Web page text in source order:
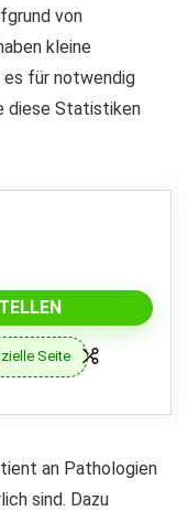
von
kleine
es für notwendig
diese Statistiken
Seite
an Pathologien
sind. Dazu